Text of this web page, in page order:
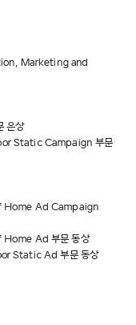
Marketing and
은상
Static Campaign 부문
Home Ad Campaign
Ad 부문 동상
Static Ad 부문 동상